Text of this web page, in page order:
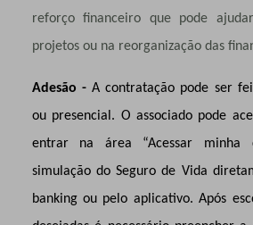
reforço financeiro que pode
projetos ou na reorganização das
Adesão -A contratação pode ser
ou presencial. O associado pode
entrar na área “Acessar
simulação do Seguro de Vida
banking ou pelo aplicativo. Após